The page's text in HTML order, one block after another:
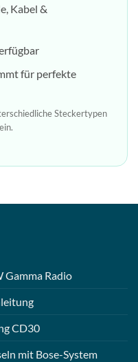
Kabel &
für perfekte
Steckertypen
Gamma Radio
CD30
mit Bose-System